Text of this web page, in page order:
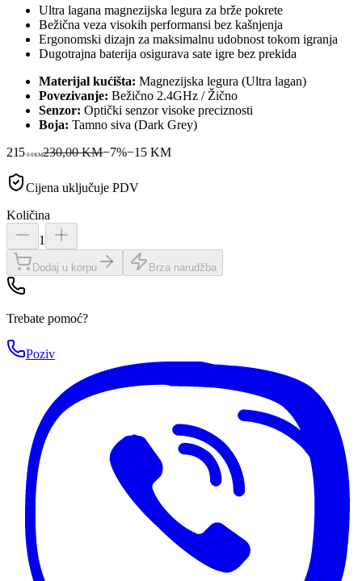
Ultra lagana magnezijska legura za brže pokrete
Bežična veza visokih performansi bez kašnjenja
Ergonomski dizajn za maksimalnu udobnost tokom igranja
Dugotrajna baterija osigurava sate igre bez prekida
Materijal kućišta: Magnezijska legura (Ultra lagan)
Povezivanje: Bežično 2.4GHz / Žično
Senzor: Optički senzor visoke preciznosti
Boja: Tamno siva (Dark Grey)
215 00KM230,00 KM−7%−15 KM
Cijena uključuje PDV
Količina
1
Dodaj u korpu Brza narudžba
Trebate pomoć?
Poziv